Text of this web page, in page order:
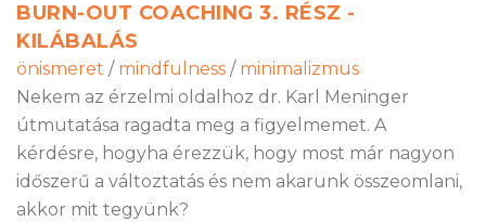
BURN-OUT COACHING 3. RÉSZ -
KILÁBALÁS
önismeret / mindfulness / minimalizmus
Nekem az érzelmi oldalhoz dr. Karl Meninger
útmutatása ragadta meg a figyelmemet. A
kérdésre, hogyha érezzük, hogy most már nagyon
időszerű a változtatás és nem akarunk összeomlani,
akkor mit tegyünk?